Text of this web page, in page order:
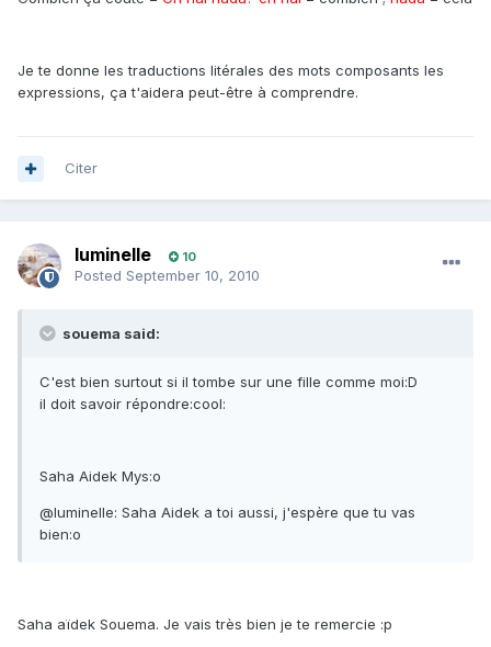
Je te donne les traductions litérales des mots composants les
expressions, ça t'aidera peut-être à comprendre.
Citer
luminelle 10
Posted September 10, 2010
souema said:
C'est bien surtout si il tombe sur une fille comme moi:D
il doit savoir répondre:cool:
Saha Aidek Mys:o
@luminelle: Saha Aidek a toi aussi, j'espère que tu vas
bien:o
Saha aïdek Souema. Je vais très bien je te remercie :p